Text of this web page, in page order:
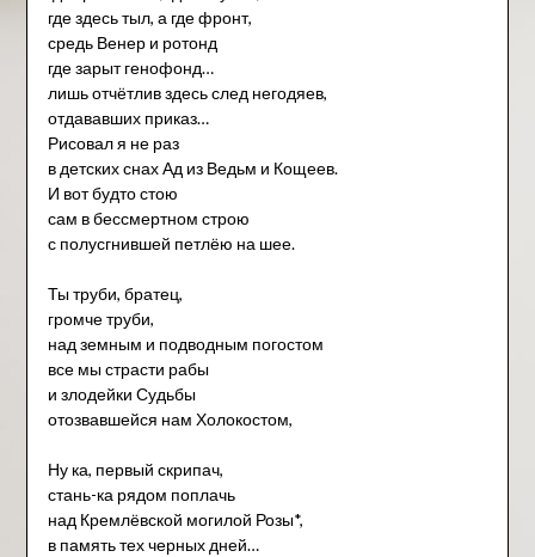
где здесь тыл, а где фронт,
средь Венер и ротонд
где зарыт генофонд…
лишь отчётлив здесь след негодяев,
отдававших приказ…
Рисовал я не раз
в детских снах Ад из Ведьм и Кощеев.
И вот будто стою
сам в бессмертном строю
с полусгнившей петлёю на шее.
Ты труби, братец,
громче труби,
над земным и подводным погостом
все мы страсти рабы
и злодейки Судьбы
отозвавшейся нам Холокостом,
Ну ка, первый скрипач,
стань-ка рядом поплачь
над Кремлёвской могилой Розы*,
в память тех черных дней…